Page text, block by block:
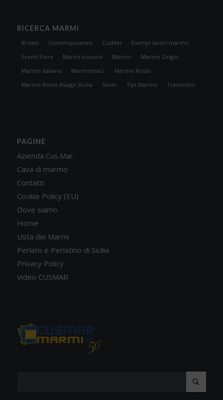
RICERCA MARMI
Brown Contemporaneo CusMar
Esempi lavori marmo
Eventi Fiere
Marmi lussuosi Marmo
Marmo Grigio
Marmo italiano
Marmomacc
Marmo Rosso
Marmo Rosso Asiago Sicilia
Silver Tipi Marmo Travertino
PAGINE
Azienda Cus.Mar.
Cava di marmo
Contatti
Cookie Policy (EU)
Dove siamo
Home
Lista dei Marmi
Perlato e Perlatino di Sicilia
Privacy Policy
Video CUSMAR